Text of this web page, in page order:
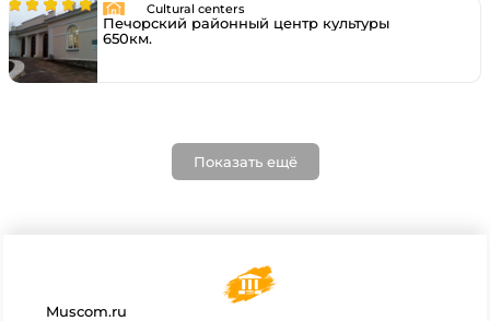
Cultural centers
Печорский районный центр культуры
650км.
Показать ещё
Muscom.ru